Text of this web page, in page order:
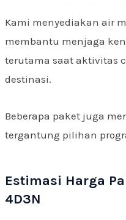
Kami menyediakan air
membantu menjaga
terutama saat aktivitas
destinasi.
Beberapa paket juga
tergantung pilihan
Estimasi Harga
4D3N